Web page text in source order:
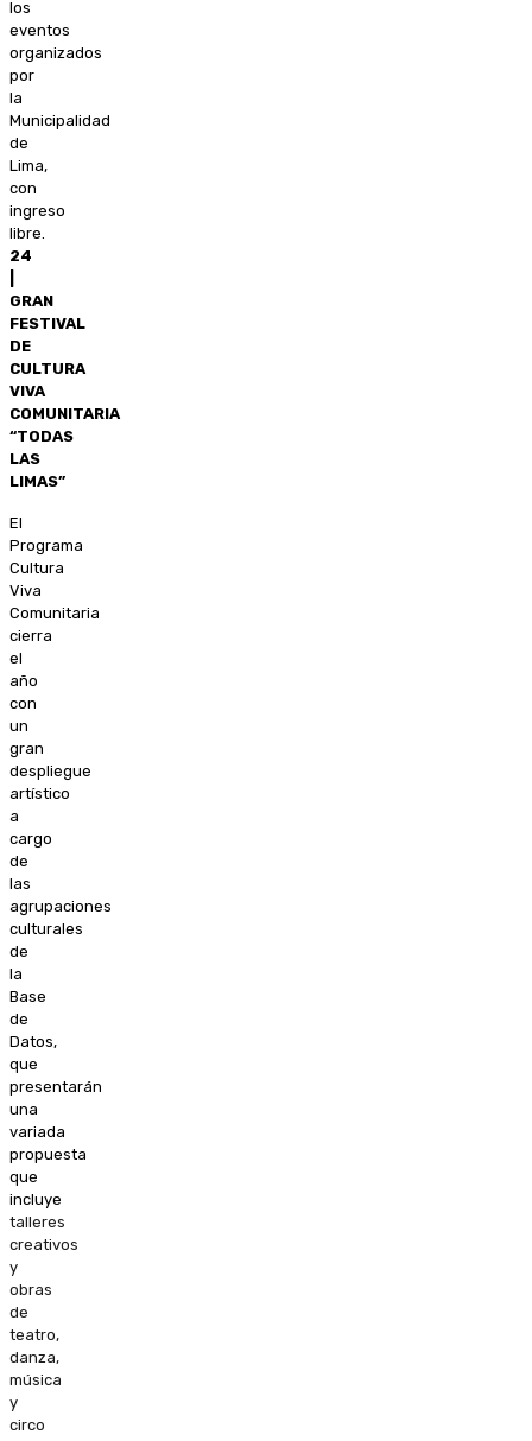
los
eventos
organizados
por
la
Municipalidad
de
Lima,
con
ingreso
libre.
24
GRAN
FESTIVAL
DE
CULTURA
VIVA
COMUNITARIA
“TODAS
LAS
LIMAS”
El
Programa
Cultura
Viva
Comunitaria
cierra
el
año
con
un
gran
despliegue
artístico
a
cargo
de
las
agrupaciones
culturales
de
la
Base
de
Datos,
que
presentarán
una
variada
propuesta
que
incluye
talleres
creativos
y
obras
de
teatro,
danza,
música
y
circo